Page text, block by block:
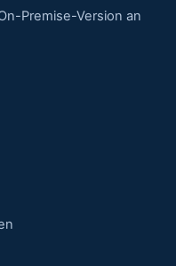
Premise-Version an